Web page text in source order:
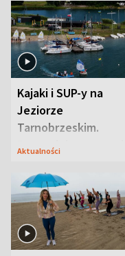
Kajaki i SUP-y na
Jeziorze
Tarnobrzeskim.
Przyrodnicy zwracają
Aktualności